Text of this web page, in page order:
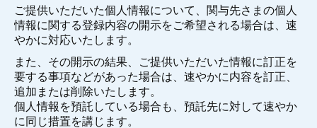
ご提供いただいた個人情報について、関与先さまの個人
情報に関する登録内容の開示をご希望される場合は、速
やかに対応いたします。
また、その開示の結果、ご提供いただいた情報に訂正を
要する事項などがあった場合は、速やかに内容を訂正、
追加または削除いたします。
個人情報を預託している場合も、預託先に対して速やか
に同じ措置を講じます。